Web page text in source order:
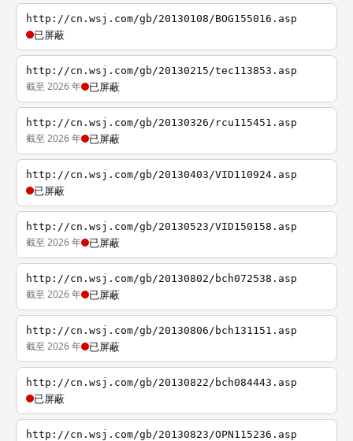
http://cn.wsj.com/gb/20130108/BOG155016.asp
已屏蔽
http://cn.wsj.com/gb/20130215/tec113853.asp
截至 2026 年 已屏蔽
http://cn.wsj.com/gb/20130326/rcu115451.asp
截至 2026 年 已屏蔽
http://cn.wsj.com/gb/20130403/VID110924.asp
已屏蔽
http://cn.wsj.com/gb/20130523/VID150158.asp
截至 2026 年 已屏蔽
http://cn.wsj.com/gb/20130802/bch072538.asp
截至 2026 年 已屏蔽
http://cn.wsj.com/gb/20130806/bch131151.asp
截至 2026 年 已屏蔽
http://cn.wsj.com/gb/20130822/bch084443.asp
已屏蔽
http://cn.wsj.com/gb/20130823/OPN115236.asp